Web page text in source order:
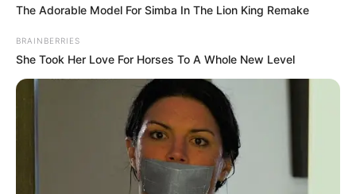
The Adorable Model For Simba In The Lion King Remake
BRAINBERRIES
She Took Her Love For Horses To A Whole New Level